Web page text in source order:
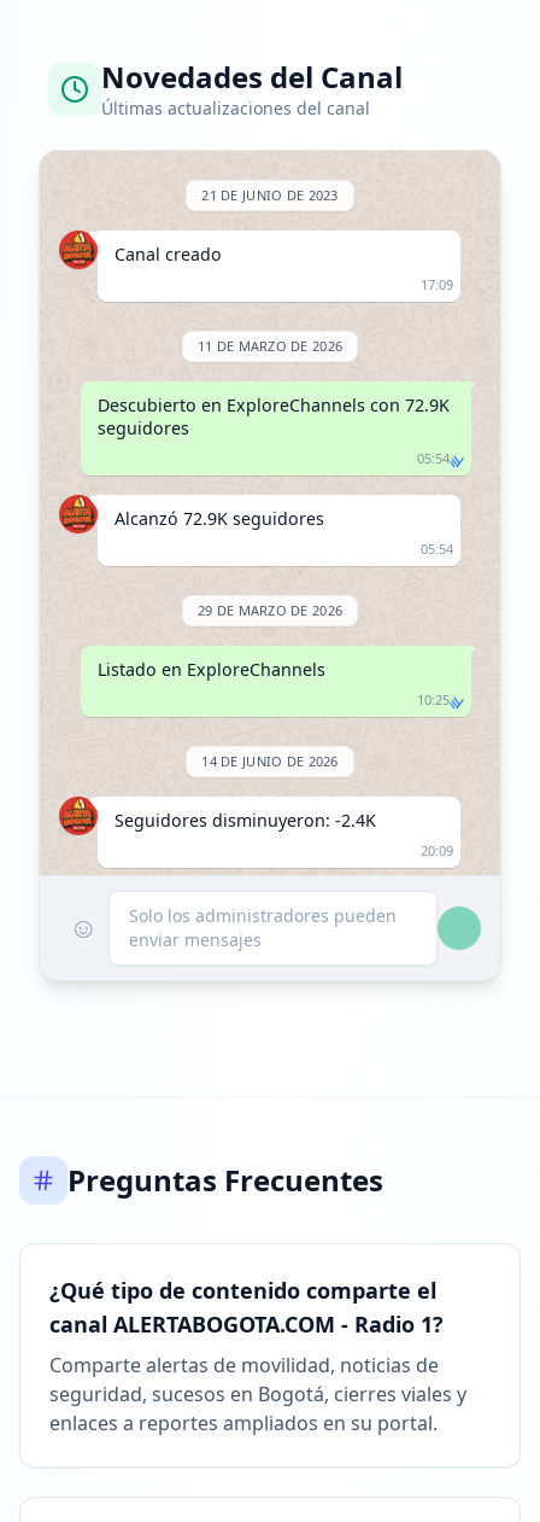
Novedades del Canal
Últimas actualizaciones del canal
21 DE JUNIO DE 2023
Canal creado
17:09
11 DE MARZO DE 2026
Descubierto en ExploreChannels con 72.9K
seguidores
05:54
Alcanzó 72.9K seguidores
05:54
29 DE MARZO DE 2026
Listado en ExploreChannels
10:25
14 DE JUNIO DE 2026
Seguidores disminuyeron: -2.4K
20:09
Alcanzó 70.4K seguidores
20:09
☺
Solo los administradores pueden
enviar mensajes
Preguntas Frecuentes
¿Qué tipo de contenido comparte el
canal ALERTABOGOTA.COM - Radio 1?
Comparte alertas de movilidad, noticias de
seguridad, sucesos en Bogotá, cierres viales y
enlaces a reportes ampliados en su portal.